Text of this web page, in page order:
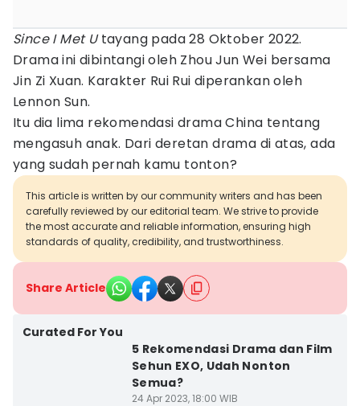
Since I Met Utayang pada 28 Oktober 2022.
Drama ini dibintangi oleh Zhou Jun Wei bersama
Jin Zi Xuan. Karakter Rui Rui diperankan oleh
Lennon Sun.
Itu dia lima rekomendasi drama China tentang
mengasuh anak. Dari deretan drama di atas, ada
yang sudah pernah kamu tonton?
This article is written by our community writers and has been
carefully reviewed by our editorial team. We strive to provide
the most accurate and reliable information, ensuring high
standards of quality, credibility, and trustworthiness.
Share Article
Curated For You
5 Rekomendasi Drama dan Film
Sehun EXO, Udah Nonton
Semua?
24 Apr 2023, 18:00 WIB